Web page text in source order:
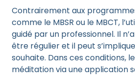
Contrairement aux
comme le MBSR ou le MBCT,
guidé par un professionnel. Il
être régulier et il peut
souhaite. Dans ces conditions,
méditation via une application